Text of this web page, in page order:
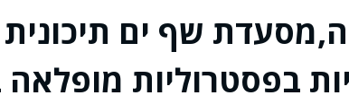
שף ים תיכונית
בפסטרוליות מופלאה